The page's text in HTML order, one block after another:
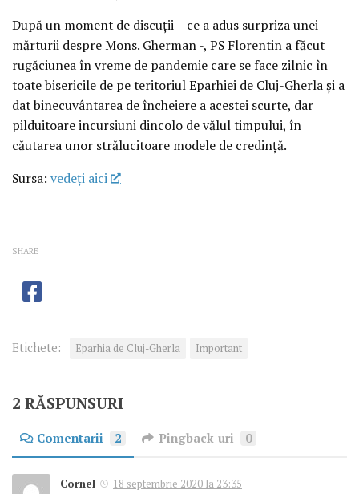
După un moment de discuții – ce a adus surpriza unei
mărturii despre Mons. Gherman -, PS Florentin a făcut
rugăciunea în vreme de pandemie care se face zilnic în
toate bisericile de pe teritoriul Eparhiei de Cluj-Gherla și a
dat binecuvântarea de încheiere a acestei scurte, dar
pilduitoare incursiuni dincolo de vălul timpului, în
căutarea unor strălucitoare modele de credință.
Sursa: vedeţi aici
SHARE
Etichete: Eparhia de Cluj-Gherla Important
2 RĂSPUNSURI
Comentarii 2 Pingback-uri 0
Cornel
18 septembrie 2020 la 23:35